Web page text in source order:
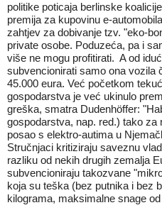
politike poticaja berlinske
premija za kupovinu e-
zahtjev za dobivanje tzv. "eko-
private osobe. Poduzeća, pa i
više ne mogu profitirati. A od
subvencionirati samo ona vozila
45.000 eura. Već početkom
gospodarstva je već ukinulo
greška, smatra Dudenhöffer:
gospodarstva, nap. red.) tako
posao s elektro-autima u
Stručnjaci kritiziraju saveznu
razliku od nekih drugih zemalja
subvencioniraju takozvane
koja su teška (bez putnika i bez
kilograma, maksimalne snage